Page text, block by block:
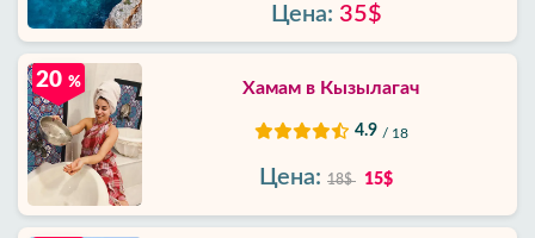
Цена: 35$
Хамам в Кызылагач
4.9 / 18
20 %
Цена: 18$ 15$